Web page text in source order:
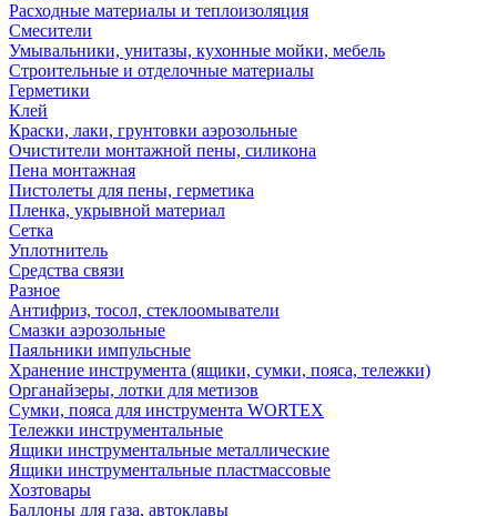
Расходные материалы и теплоизоляция
Смесители
Умывальники, унитазы, кухонные мойки, мебель
Строительные и отделочные материалы
Герметики
Клей
Краски, лаки, грунтовки аэрозольные
Очистители монтажной пены, силикона
Пена монтажная
Пистолеты для пены, герметика
Пленка, укрывной материал
Сетка
Уплотнитель
Средства связи
Разное
Антифриз, тосол, стеклоомыватели
Смазки аэрозольные
Паяльники импульсные
Хранение инструмента (ящики, сумки, пояса, тележки)
Органайзеры, лотки для метизов
Сумки, пояса для инструмента WORTEX
Тележки инструментальные
Ящики инструментальные металлические
Ящики инструментальные пластмассовые
Хозтовары
Баллоны для газа, автоклавы